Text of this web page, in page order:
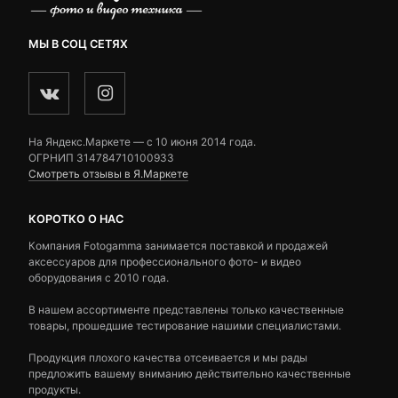
МЫ В СОЦ СЕТЯХ
На Яндекс.Маркете — c 10 июня 2014 года.
ОГРНИП 314784710100933
Смотреть отзывы в Я.Маркете
КОРОТКО О НАС
Компания Fotogamma занимается поставкой и продажей
аксессуаров для профессионального фото- и видео
оборудования с 2010 года.
В нашем ассортименте представлены только качественные
товары, прошедшие тестирование нашими специалистами.
Продукция плохого качества отсеивается и мы рады
предложить вашему вниманию действительно качественные
продукты.